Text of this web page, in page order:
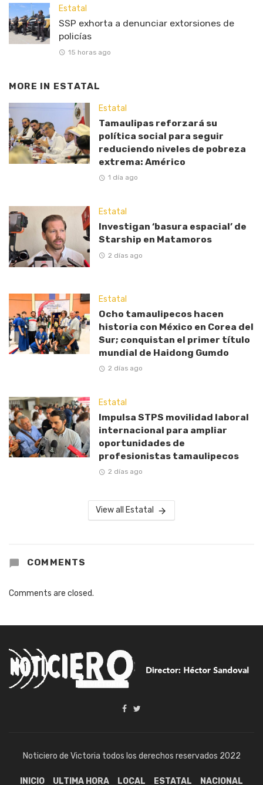
Estatal
SSP exhorta a denunciar extorsiones de
policías
15 horas ago
MORE IN ESTATAL
Estatal
Tamaulipas reforzará su
política social para seguir
reduciendo niveles de pobreza
extrema: Américo
1 día ago
Estatal
Investigan ‘basura espacial’ de
Starship en Matamoros
2 días ago
Estatal
Ocho tamaulipecos hacen
historia con México en Corea del
Sur; conquistan el primer título
mundial de Haidong Gumdo
2 días ago
Estatal
Impulsa STPS movilidad laboral
internacional para ampliar
oportunidades de
profesionistas tamaulipecos
2 días ago
View all Estatal
COMMENTS
Comments are closed.
Noticiero de Victoria todos los derechos reservados 2022
INICIO ULTIMA HORA LOCAL ESTATAL NACIONAL